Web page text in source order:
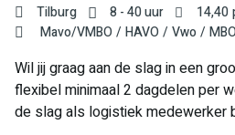
Tilburg 8 - 40 uur 14,40
Mavo/VMBO
HAVO Vwo
Wil jij graag aan de slag in een
flexibel minimaal 2 dagdelen per
de slag als logistiek medewerker